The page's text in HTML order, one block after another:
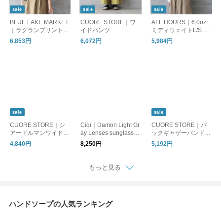
sale
BLUE LAKE MARKET
｜ラグランプリントプ
ルオーバー "SPARTA
NS"
6,853円
sale
CUORE STORE｜ワ
イドパンツ
6,072円
sale
ALL HOURS｜6.0oz
ミディウェイトL/S TE
E "BOOK LOVER"
5,984円
sale
CUORE STORE｜シ
アードルマンワイドプ
ルオーバー
4,840円
Ciqi｜Damon Light Gr
ay Lenses sunglasses
サングラス デイモン
8,250円
sale
CUORE STORE｜バ
ックギャザーバンドカ
ラーシャツ
5,192円
もっと見る
ハンドソープの人気ランキング